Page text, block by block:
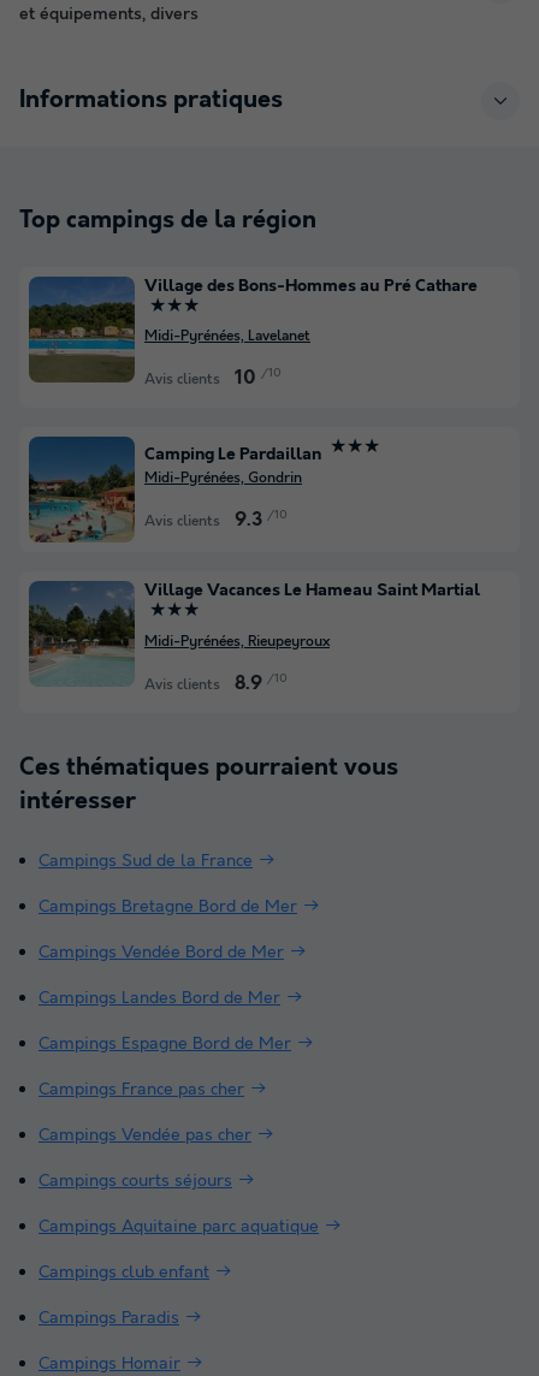
et équipements, divers
Informations pratiques
Top campings de la région
Village des Bons-Hommes au Pré Cathare
★★★
Midi-Pyrénées, Lavelanet
Avis clients 10 /10
Camping Le Pardaillan ★★★
Midi-Pyrénées, Gondrin
Avis clients 9.3 /10
Village Vacances Le Hameau Saint Martial
★★★
Midi-Pyrénées, Rieupeyroux
Avis clients 8.9 /10
Ces thématiques pourraient vous
intéresser
Campings Sud de la France
Campings Bretagne Bord de Mer
Campings Vendée Bord de Mer
Campings Landes Bord de Mer
Campings Espagne Bord de Mer
Campings France pas cher
Campings Vendée pas cher
Campings courts séjours
Campings Aquitaine parc aquatique
Campings club enfant
Campings Paradis
Campings Homair